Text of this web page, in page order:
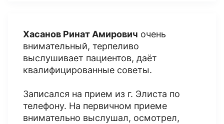
Хасанов Ринат Амирович очень
внимательный, терпеливо
выслушивает пациентов, даёт
квалифицированные советы.
Записался на прием из г. Элиста по
телефону. На первичном приеме
внимательно выслушал, осмотрел,